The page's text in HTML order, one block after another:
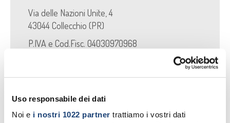
Uso responsabile dei dati
Noi e i nostri 1022 partner trattiamo i vostri dati
Via delle Nazioni Unite, 4
43044 Collecchio (PR)
P.IVA e Cod.Fisc. 04030970968
Numero Verde
800-848020